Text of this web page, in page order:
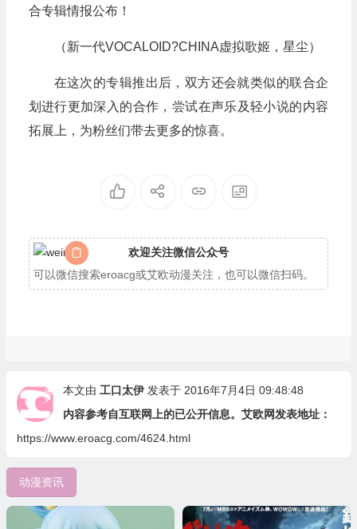
（新一代VOCALOID?CHINA虚拟歌姬，星尘）
在这次的专辑推出后，双方还会就类似的联合企
划进行更加深入的合作，尝试在声乐及轻小说的内容
拓展上，为粉丝们带去更多的惊喜。
欢迎关注微信公众号
可以微信搜索eroacg或艾欧动漫关注，也可以微信扫码。
本文由 工口太伊发表于 2016年7月4日 09:48:48
内容参考自互联网上的已公开信息。艾欧网发表地址：
https://www.eroacg.com/4624.html
动漫资讯